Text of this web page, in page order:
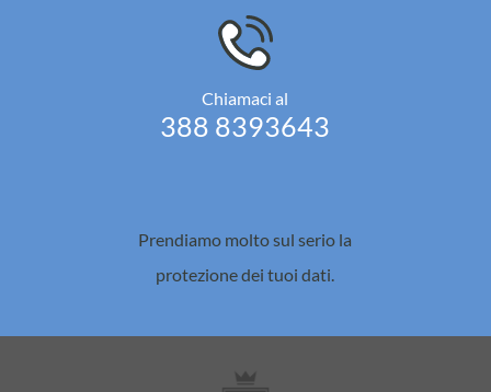
Chiamaci al
388 8393643
Prendiamo molto sul serio la
protezione dei tuoi dati.